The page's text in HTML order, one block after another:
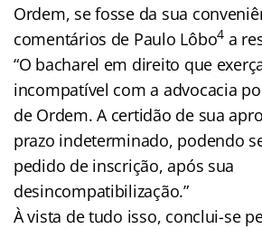
Ordem, se fosse da sua
comentários de Paulo Lôbo4a
“O bacharel em direito que
incompatível com a advocacia
de Ordem. A certidão de sua
prazo indeterminado, podendo
pedido de inscrição, após sua
desincompatibilização.”
À vista de tudo isso, conclui-se